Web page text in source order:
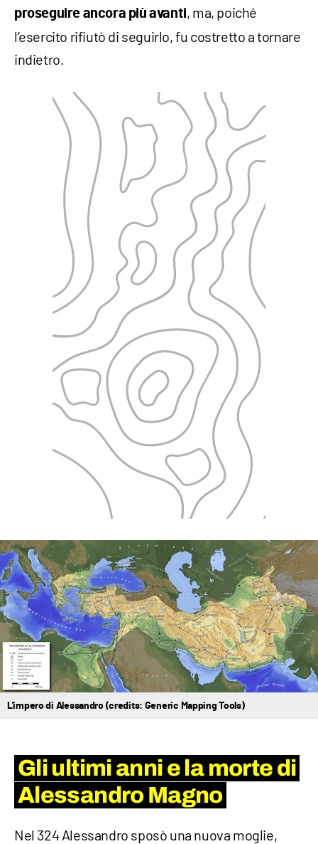
proseguire ancora più avanti, ma, poiché
l’esercito rifiutò di seguirlo, fu costretto a tornare
indietro.
L'impero di Alessandro (credits: Generic Mapping Tools)
Gli ultimi anni e la morte di
Alessandro Magno
Nel 324 Alessandro sposò una nuova moglie,